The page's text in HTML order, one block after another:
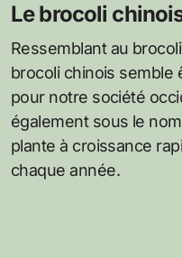
Le brocoli
Ressemblant au
brocoli chinois semble
pour notre société
également sous le
plante à croissance
chaque année.